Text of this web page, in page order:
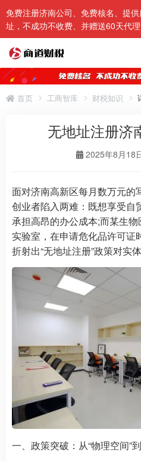
免费注册济南公司、免费核名、提
址，不成功不收费、并赠送60天代理
首页 工商智库 财税知识
无地址注册济
2025年8月18
面对济南高新区每月数万元的
创业者陷入两难：既想享受自
承担高昂的办公成本;而某生
实验室，在申请危化品许可
折射出“无地址注册”政策对实
一、政策突破：从“物理空间”